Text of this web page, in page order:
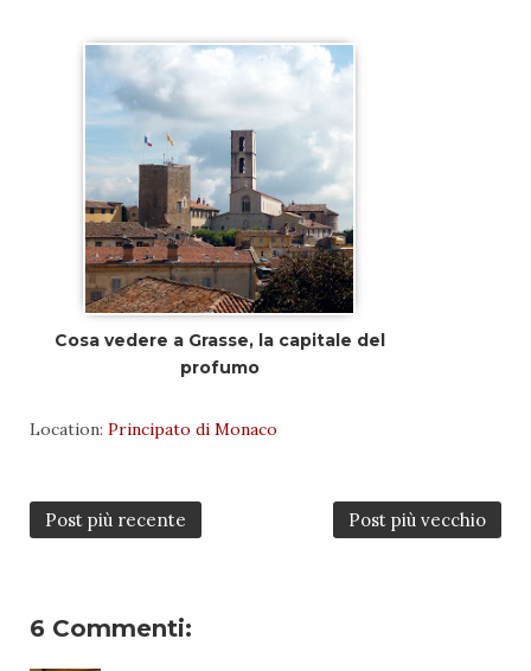
Cosa vedere a Grasse, la capitale del
profumo
Location: Principato di Monaco
Post più recente Post più vecchio
6 Commenti: